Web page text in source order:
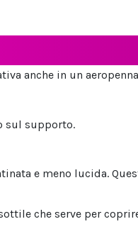
anche in un
sul supporto.
e meno lucida.
che serve per